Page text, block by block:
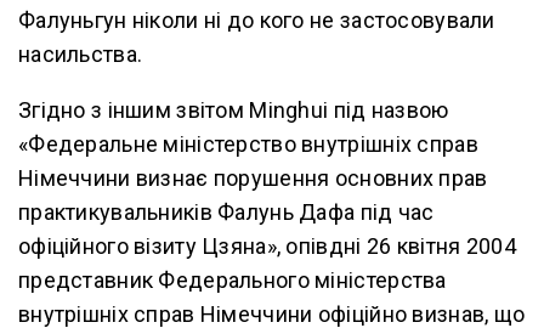
Фалуньгун ніколи ні до кого не застосовували
насильства.
Згідно з іншим звітом Minghui під назвою
«Федеральне міністерство внутрішніх справ
Німеччини визнає порушення основних прав
практикувальників Фалунь Дафа під час
офіційного візиту Цзяна», опівдні 26 квітня 2004
представник Федерального міністерства
внутрішніх справ Німеччини офіційно визнав, що